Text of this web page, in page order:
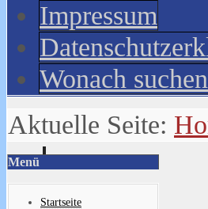
Impressum
Wonach
Aktuelle Seite:
Menü
Startseite